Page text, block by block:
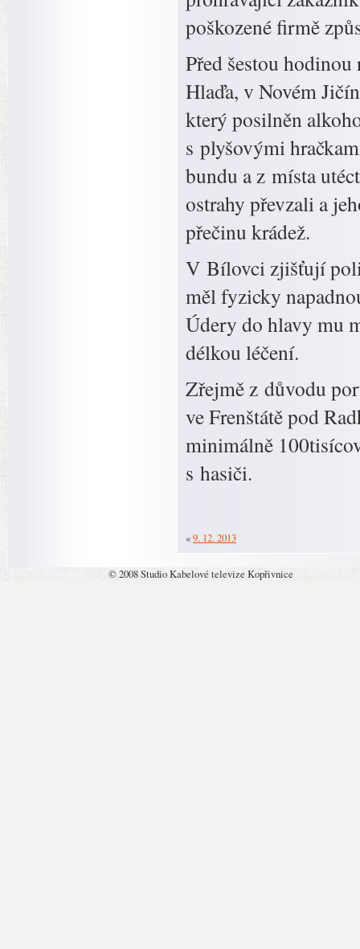
poškozené firmě
Před šestou
Hlaďa, v Novém
který posilněn
s plyšovými
bundu a z místa
ostrahy převzali a
přečinu krádež.
V Bílovci zjišťují
měl fyzicky
Údery do hlavy mu
délkou léčení.
Zřejmě z důvodu
ve Frenštátě pod
minimálně
s hasiči.
«9. 12. 2013
© 2008 Studio Kabelové televize Kopřivnice